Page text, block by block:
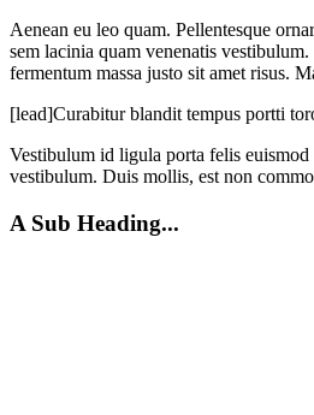
Aenean eu leo quam. Pellentesque
sem lacinia quam venenatis
fermentum massa justo sit amet risus.
[lead]Curabitur blandit tempus portti
Vestibulum id ligula porta felis euismod
vestibulum. Duis mollis, est non
A Sub Heading...